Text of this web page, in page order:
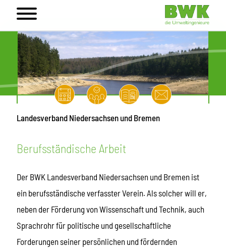
Landesverband Niedersachsen und Bremen
Berufsständische Arbeit
Der BWK Landesverband Niedersachsen und Bremen ist
ein berufsständische verfasster Verein. Als solcher will er,
neben der Förderung von Wissenschaft und Technik, auch
Sprachrohr für politische und gesellschaftliche
Forderungen seiner persönlichen und fördernden